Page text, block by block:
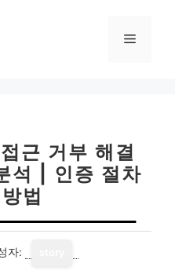
메
근 거부 해결
석 | 인증 절차
법
자: